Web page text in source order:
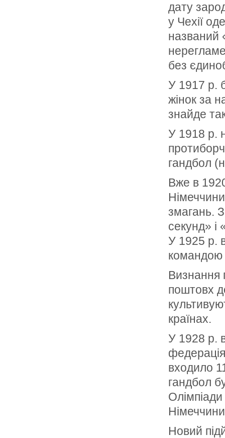
дату
у Чехії
названий
без
У 1917 р.
жінок за
знайде
У 1918 р.
гандбол
Вже в
змагань.
секунд» і
У 1925 р.
командою
Визнання
поштовх
країнах.
У 1928 р.
входило
гандбол
Новий